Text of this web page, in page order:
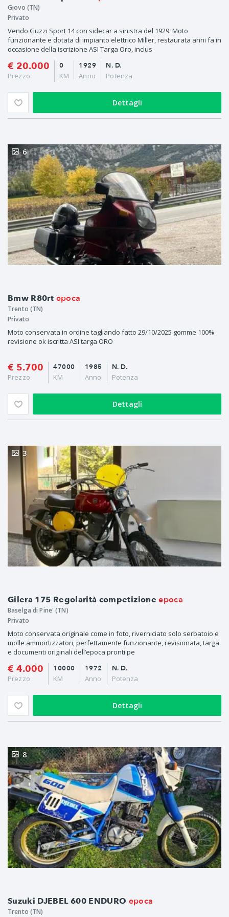
Giovo (TN)
Privato
Vendo Guzzi Sport 14 con sidecar a sinistra del 1929. Moto
funzionante e dotata di impianto elettrico Miller, restaurata anni fa in
occasione della iscrizione ASI Targa Oro, inclus
€ 20.000
Prezzo
1929
Anno
0
KM
N. D.
Potenza
Dettagli
Bmw R80rt epoca
6
Trento (TN)
Privato
Moto conservata in ordine tagliando fatto 29/10/2025 gomme 100%
revisione ok iscritta ASI targa ORO
€ 5.700
Prezzo
1985
Anno
47000
KM
N. D.
Potenza
Dettagli
Gilera 175 Regolarità competizioneepoca
3
Baselga di Pine' (TN)
Privato
Moto conservata originale come in foto, riverniciato solo serbatoio e
molle ammortizzatori, perfettamente funzionante, revisionata, targa
e documenti originali dell’epoca pronti pe
€ 4.000
Prezzo
1972
Anno
10000
KM
N. D.
Potenza
Dettagli
Suzuki DJEBEL 600 ENDURO epoca
8
Trento (TN)